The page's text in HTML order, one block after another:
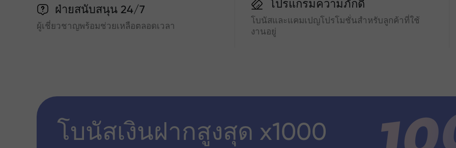
ฝ่ายสนับสนุน 24/7
ผู้เชี่ยวชาญพร้อมช่วยเหลือตลอดเวลา
โปรแกรมความภักดี
โบนัสและแคมเปญโปรโมชั่นสำหรับลูกค้าที่ใช้
งานอยู่
โบนัสเงินฝากสูงสุด x1000